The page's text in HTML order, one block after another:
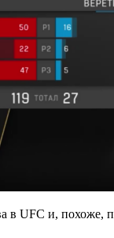
в UFC и, похоже,